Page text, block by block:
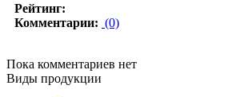
Рейтинг:
Комментарии: (0)
Пока комментариев нет
Виды продукции